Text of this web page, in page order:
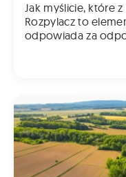
Jak myślicie, które
Rozpylacz to
odpowiada za